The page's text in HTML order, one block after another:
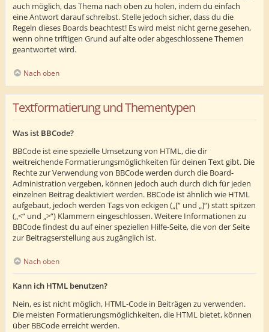
auch möglich, das Thema nach oben zu holen, indem du einfach
eine Antwort darauf schreibst. Stelle jedoch sicher, dass du die
Regeln dieses Boards beachtest! Es wird meist nicht gerne gesehen,
wenn ohne triftigen Grund auf alte oder abgeschlossene Themen
geantwortet wird.
Nach oben
Textformatierung und Thementypen
Was ist BBCode?
BBCode ist eine spezielle Umsetzung von HTML, die dir
weitreichende Formatierungsmöglichkeiten für deinen Text gibt. Die
Rechte zur Verwendung von BBCode werden durch die Board-
Administration vergeben, können jedoch auch durch dich für jeden
einzelnen Beitrag deaktiviert werden. BBCode ist ähnlich wie HTML
aufgebaut, jedoch werden Tags von eckigen („[“ und „]“) statt spitzen
(„<“ und „>“) Klammern eingeschlossen. Weitere Informationen zu
BBCode findest du auf einer speziellen Hilfe-Seite, die von der Seite
zur Beitragserstellung aus zugänglich ist.
Nach oben
Kann ich HTML benutzen?
Nein, es ist nicht möglich, HTML-Code in Beiträgen zu verwenden.
Die meisten Formatierungsmöglichkeiten, die HTML bietet, können
über BBCode erreicht werden.